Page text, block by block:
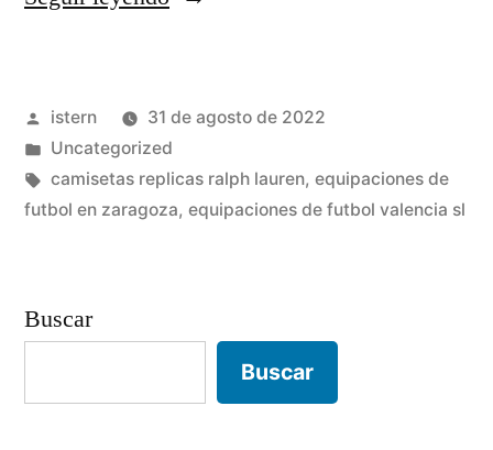
Publicado
por
istern
31 de agosto de 2022
Publicado
en
Uncategorized
Etiquetas:
camisetas replicas ralph lauren, equipaciones de
futbol en zaragoza, equipaciones de futbol valencia sl
Buscar
Buscar